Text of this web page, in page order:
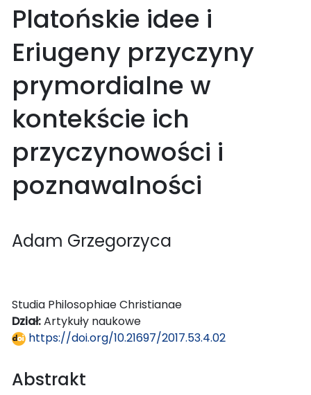
Platońskie idee i
Eriugeny przyczyny
prymordialne w
kontekście ich
przyczynowości i
poznawalności
Adam Grzegorzyca
Studia Philosophiae Christianae
Dział:Artykuły naukowe
https://doi.org/10.21697/2017.53.4.02
Abstrakt